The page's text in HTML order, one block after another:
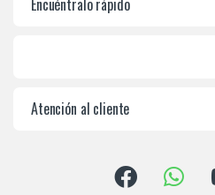
Encuéntralo rápido
Atención al cliente